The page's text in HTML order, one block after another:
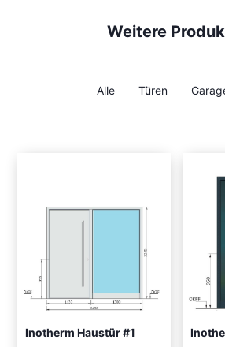
Weitere
Alle Türen
Inotherm Haustür #1